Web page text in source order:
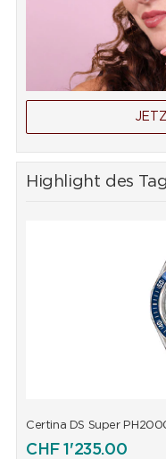
Highlight des
Certina DS Super
CHF1'235.00